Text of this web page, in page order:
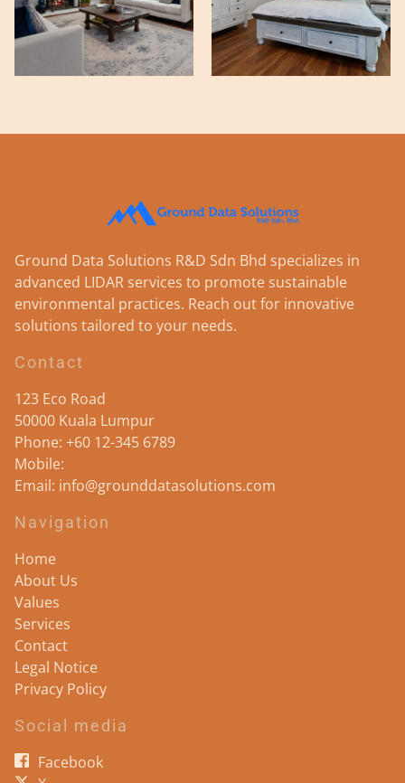
Ground Data Solutions R&D Sdn Bhd specializes in
advanced LIDAR services to promote sustainable
environmental practices. Reach out for innovative
solutions tailored to your needs.
Contact
123 Eco Road
50000 Kuala Lumpur
Phone: +60 12-345 6789
Mobile:
Email: info@grounddatasolutions.com
Navigation
Home
About Us
Values
Services
Contact
Legal Notice
Privacy Policy
Social media
Facebook